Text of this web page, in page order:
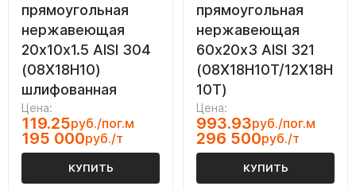
прямоугольная
нержавеющая
20х10х1.5 AISI 304
(08Х18Н10)
шлифованная
Цена:
119.25руб./пог.м
195 000руб./т
КУПИТЬ
прямоугольная
нержавеющая
60х20х3 AISI 321
(08Х18Н10Т/12Х18Н
10Т)
Цена:
993.93руб./пог.м
296 500руб./т
КУПИТЬ